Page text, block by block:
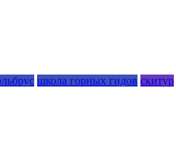
школа горных гидов скитур